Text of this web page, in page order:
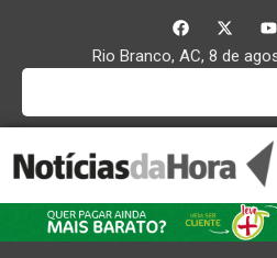
Rio Branco, AC, 8 de